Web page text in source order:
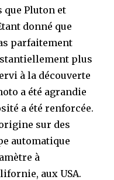
Pluton et
donné que
parfaitement
plus
à la découverte
a été agrandie
a été renforcée.
sur des
automatique
à
aux USA.